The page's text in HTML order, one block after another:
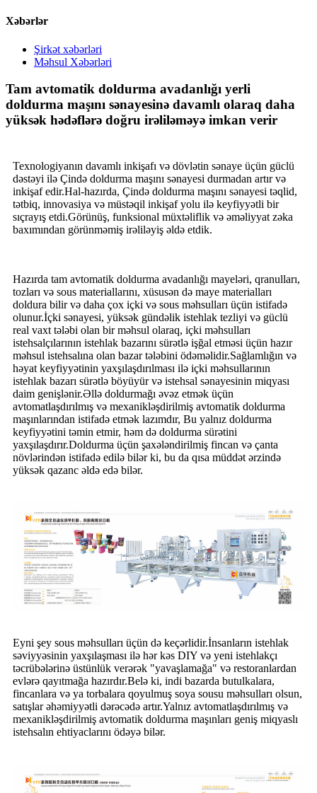
Xəbərlər
Şirkət xəbərləri
Məhsul Xəbərləri
Tam avtomatik doldurma avadanlığı yerli
doldurma maşını sənayesinə davamlı olaraq daha
yüksək hədəflərə doğru irəliləməyə imkan verir
Texnologiyanın davamlı inkişafı və dövlətin sənaye üçün güclü
dəstəyi ilə Çində doldurma maşını sənayesi durmadan artır və
inkişaf edir.Hal-hazırda, Çində doldurma maşını sənayesi təqlid,
tətbiq, innovasiya və müstəqil inkişaf yolu ilə keyfiyyətli bir
sıçrayış etdi.Görünüş, funksional müxtəliflik və əməliyyat zəka
baxımından görünməmiş irəliləyiş əldə etdik.
Hazırda tam avtomatik doldurma avadanlığı mayeləri, qranulları,
tozları və sous materiallarını, xüsusən də maye materialları
doldura bilir və daha çox içki və sous məhsulları üçün istifadə
olunur.İçki sənayesi, yüksək gündəlik istehlak tezliyi və güclü
real vaxt tələbi olan bir məhsul olaraq, içki məhsulları
istehsalçılarının istehlak bazarını sürətlə işğal etməsi üçün hazır
məhsul istehsalına olan bazar tələbini ödəməlidir.Sağlamlığın və
həyat keyfiyyətinin yaxşılaşdırılması ilə içki məhsullarının
istehlak bazarı sürətlə böyüyür və istehsal sənayesinin miqyası
daim genişlənir.Əllə doldurmağı əvəz etmək üçün
avtomatlaşdırılmış və mexanikləşdirilmiş avtomatik doldurma
maşınlarından istifadə etmək lazımdır, Bu yalnız doldurma
keyfiyyətini təmin etmir, həm də doldurma sürətini
yaxşılaşdırır.Doldurma üçün şaxələndirilmiş fincan və çanta
növlərindən istifadə edilə bilər ki, bu da qısa müddət ərzində
yüksək qazanc əldə edə bilər.
Eyni şey sous məhsulları üçün də keçərlidir.İnsanların istehlak
səviyyəsinin yaxşılaşması ilə hər kəs DIY və yeni istehlakçı
təcrübələrinə üstünlük verərək "yavaşlamağa" və restoranlardan
evlərə qayıtmağa hazırdır.Belə ki, indi bazarda butulkalara,
fincanlara və ya torbalara qoyulmuş soya sousu məhsulları olsun,
satışlar əhəmiyyətli dərəcədə artır.Yalnız avtomatlaşdırılmış və
mexanikləşdirilmiş avtomatik doldurma maşınları geniş miqyaslı
istehsalın ehtiyaclarını ödəyə bilər.